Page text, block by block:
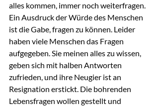
alles kommen, immer noch weiterfragen.
Ein Ausdruck der Würde des Menschen
ist die Gabe, fragen zu können. Leider
haben viele Menschen das Fragen
aufgegeben. Sie meinen alles zu wissen,
geben sich mit halben Antworten
zufrieden, und ihre Neugier ist an
Resignation erstickt. Die bohrenden
Lebensfragen wollen gestellt und